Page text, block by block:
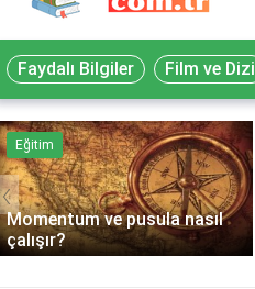
Faydalı Bilgiler Film ve Dizi
Eğitim
Momentum ve pusula nasıl
çalışır?
‹